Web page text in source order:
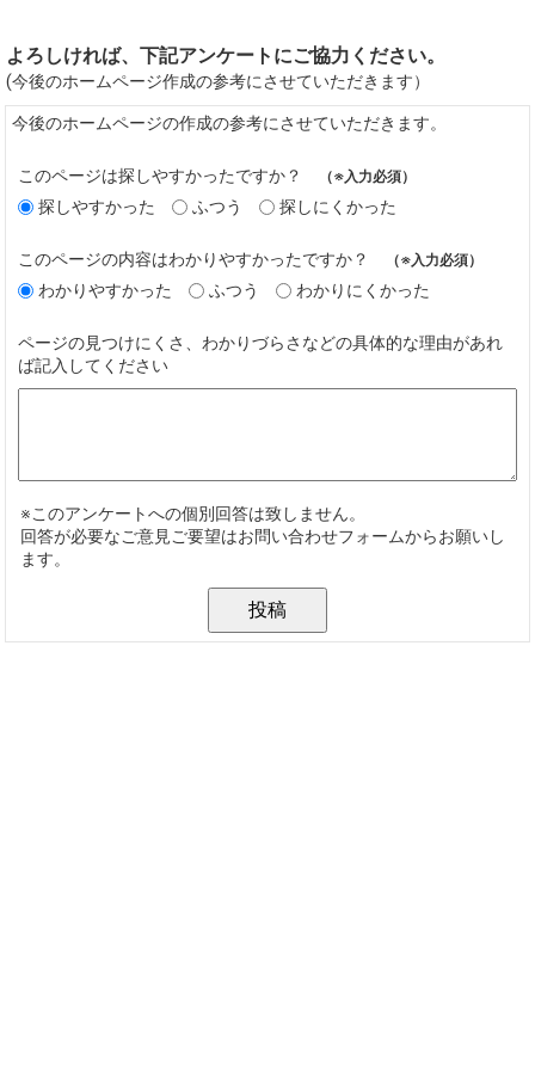
よろしければ、下記アンケートにご協力ください。
(今後のホームページ作成の参考にさせていただきます）
今後のホームページの作成の参考にさせていただきます。
このページは探しやすかったですか？ （※入力必須）
探しやすかった ふつう 探しにくかった
このページの内容はわかりやすかったですか？ （※入力必須）
わかりやすかった ふつう わかりにくかった
ページの見つけにくさ、わかりづらさなどの具体的な理由があれ
ば記入してください
※このアンケートへの個別回答は致しません。
回答が必要なご意見ご要望はお問い合わせフォームからお願いし
ます。